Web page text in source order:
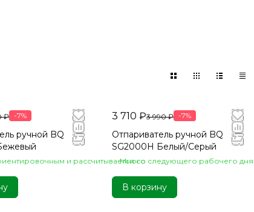
и рассчитывается со следующего рабочего дня
₽ -7%
ручной BQ
3 710 ₽3 990 ₽ -7%
Отпариватель ручной BQ
SG2000H Белый/Серый
Много
В корзину